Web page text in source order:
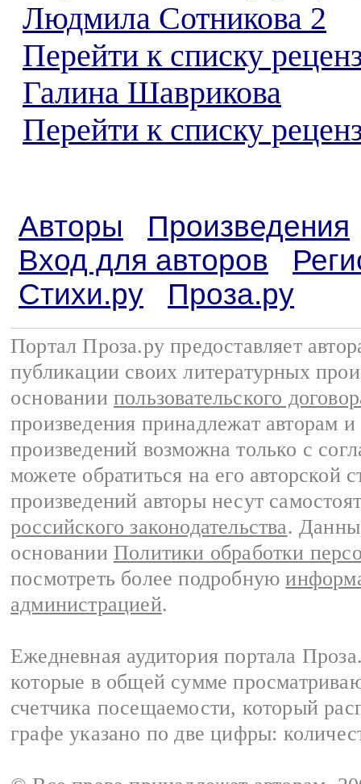
Людмила Сотникова 2
Перейти к списку
Галина Шаврикова
Перейти к списку
Авторы
Произведения
Вход для авторов
Стихи.ру
Проза.ру
Портал Проза.ру предоставляет
публикации своих литературных
основании пользовательского
произведения принадлежат авторам
произведений возможна только с
можете обратиться на его авторской
произведений авторы несут
российского законодательства.
основании Политики обработки
посмотреть более подробную
администрацией.
Ежедневная аудитория портала
которые в общей сумме
счетчика посещаемости, который
графе указано по две цифры: